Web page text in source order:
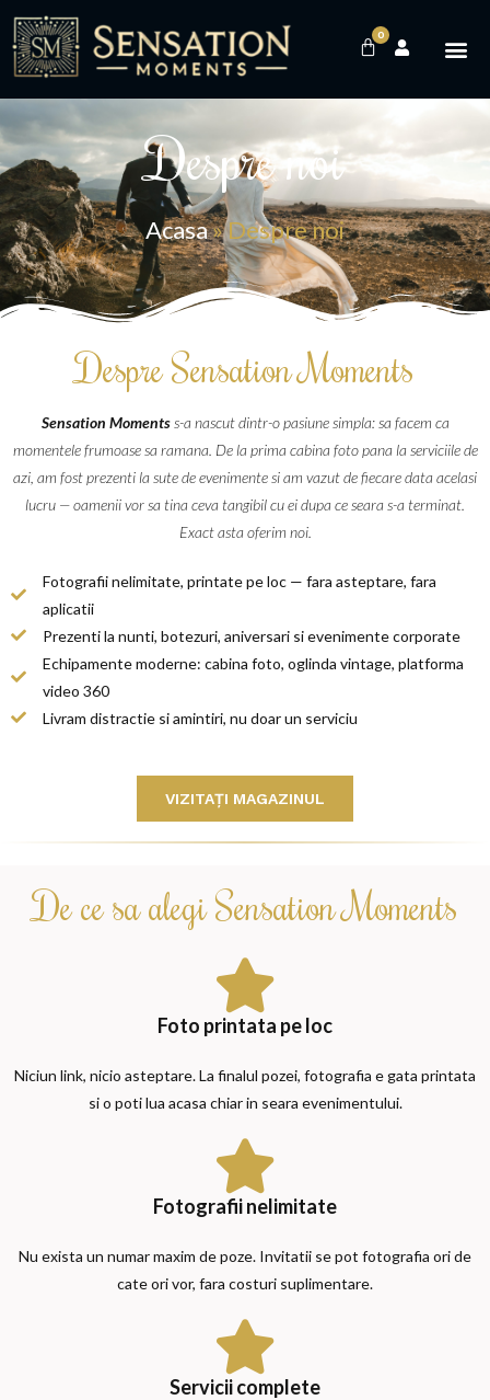
0
Despre noi
Acasa»Despre noi
Despre Sensation Moments
Sensation Momentss-a nascut dintr-o pasiune simpla: sa facem ca
momentele frumoase sa ramana. De la prima cabina foto pana la serviciile de
azi, am fost prezenti la sute de evenimente si am vazut de fiecare data acelasi
lucru — oamenii vor sa tina ceva tangibil cu ei dupa ce seara s-a terminat.
Exact asta oferim noi.
Fotografii nelimitate, printate pe loc — fara asteptare, fara
aplicatii
Prezenti la nunti, botezuri, aniversari si evenimente corporate
Echipamente moderne: cabina foto, oglinda vintage, platforma
video 360
Livram distractie si amintiri, nu doar un serviciu
VIZITAȚI MAGAZINUL
De ce sa alegi Sensation Moments
Foto printata pe loc
Niciun link, nicio asteptare. La finalul pozei, fotografia e gata printata
si o poti lua acasa chiar in seara evenimentului.
Fotografii nelimitate
Nu exista un numar maxim de poze. Invitatii se pot fotografia ori de
cate ori vor, fara costuri suplimentare.
Servicii complete